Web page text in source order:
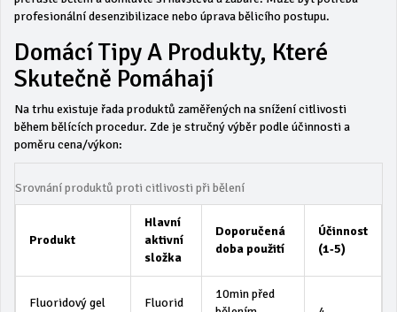
profesionální desenzibilizace nebo úprava bělicího postupu.
Domácí Tipy A Produkty, Které
Skutečně Pomáhají
Na trhu existuje řada produktů zaměřených na snížení citlivosti
během bělících procedur. Zde je stručný výběr podle účinnosti a
poměru cena/výkon:
Srovnání produktů proti citlivosti při bělení
Produkt
Hlavní
aktivní
složka
Doporučená
doba použití
Účinnost
(1‑5)
Fluoridový gel
Fluorid
10min před